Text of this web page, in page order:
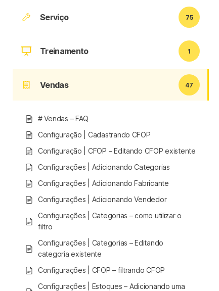
Serviço 75
Treinamento 1
Vendas 47
# Vendas – FAQ
Configuração | Cadastrando CFOP
Configuração | CFOP – Editando CFOP existente
Configurações | Adicionando Categorias
Configurações | Adicionando Fabricante
Configurações | Adicionando Vendedor
Configurações | Categorias – como utilizar o
filtro
Configurações | Categorias – Editando
categoria existente
Configurações | CFOP – filtrando CFOP
Configurações | Estoques – Adicionando uma